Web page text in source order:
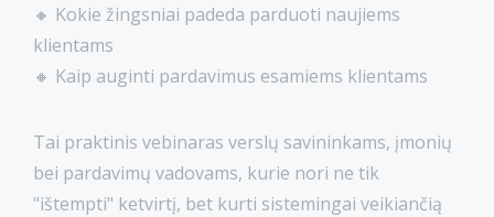
🔸 Kokie žingsniai padeda parduoti naujiems
klientams
🔸 Kaip auginti pardavimus esamiems klientams
Tai praktinis vebinaras verslų savininkams, įmonių
bei pardavimų vadovams, kurie nori ne tik
"ištempti" ketvirtį, bet kurti sistemingai veikiančią